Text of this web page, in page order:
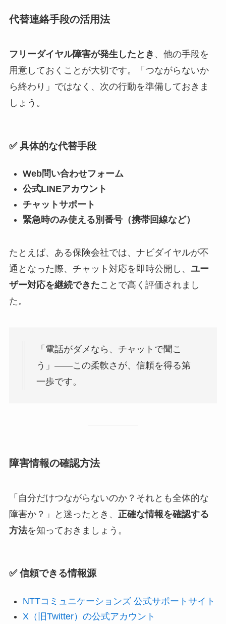
代替連絡手段の活用法
フリーダイヤル障害が発生したとき 、他の手段を
用意しておくことが大切です。「つながらないか
ら終わり」ではなく、次の行動を準備しておきま
しょう。
✅ 具体的な代替手段
Web問い合わせフォーム
公式LINEアカウント
チャットサポート
緊急時のみ使える別番号（携帯回線など）
たとえば、ある保険会社では、ナビダイヤルが不
通となった際、チャット対応を即時公開し、 ユー
ザー対応を継続できたことで高く評価されまし
た。
「電話がダメなら、チャットで聞こ
う」——この柔軟さが、信頼を得る第
一歩です。
障害情報の確認方法
「自分だけつながらないのか？それとも全体的な
障害か？」と迷ったとき、 正確な情報を確認する
方法を知っておきましょう。
✅ 信頼できる情報源
NTTコミュニケーションズ 公式サポートサイト
X（旧Twitter）の公式アカウント